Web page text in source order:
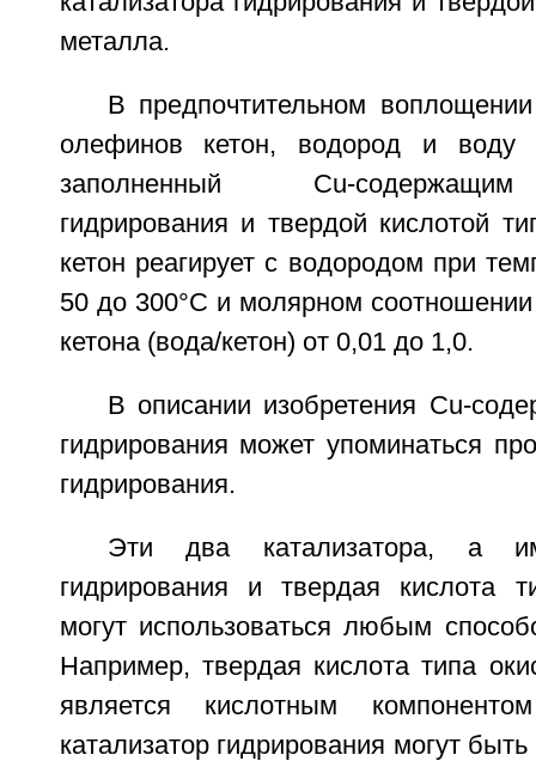
металла.
В предпочтительном
олефинов кетон, водород и воду
заполненный Cu-
гидрирования и твердой кислотой
кетон реагирует с водородом при
50 до 300°C и молярном
кетона (вода/кетон) от 0,01 до 1,0.
В описании изобретения Cu-
гидрирования может упоминаться
гидрирования.
Эти два катализатора, а
гидрирования и твердая кислота
могут использоваться любым
Например, твердая кислота типа
является кислотным
катализатор гидрирования могут